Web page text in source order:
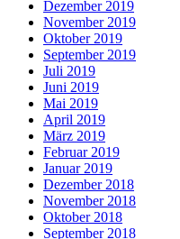
Dezember 2019
November 2019
Oktober 2019
September 2019
Juli 2019
Juni 2019
Mai 2019
April 2019
März 2019
Februar 2019
Januar 2019
Dezember 2018
November 2018
Oktober 2018
September 2018